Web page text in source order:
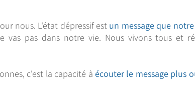
nous. L'état dépressif est un message que
vas pas dans notre vie. Nous vivons tous et
c'est la capacité àécouter le message plus